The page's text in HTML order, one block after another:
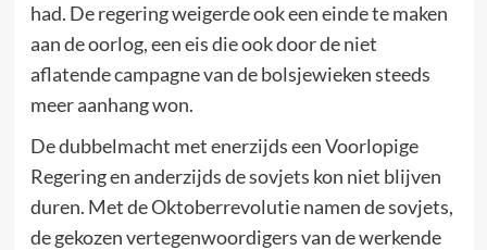
had. De regering weigerde ook een einde te maken
aan de oorlog, een eis die ook door de niet
aflatende campagne van de bolsjewieken steeds
meer aanhang won.
De dubbelmacht met enerzijds een Voorlopige
Regering en anderzijds de sovjets kon niet blijven
duren. Met de Oktoberrevolutie namen de sovjets,
de gekozen vertegenwoordigers van de werkende